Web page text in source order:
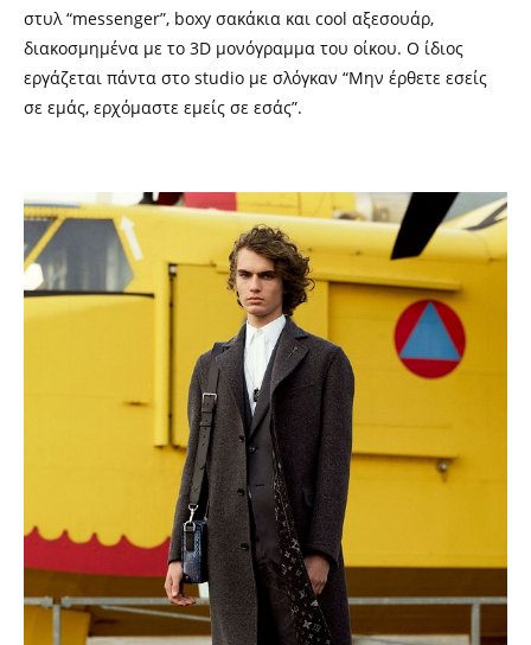
στυλ “messenger”, boxy σακάκια και cool αξεσουάρ,
διακοσμημένα με το 3D μονόγραμμα του οίκου. Ο ίδιος
εργάζεται πάντα στο studio με σλόγκαν “Μην έρθετε εσείς
σε εμάς, ερχόμαστε εμείς σε εσάς”.